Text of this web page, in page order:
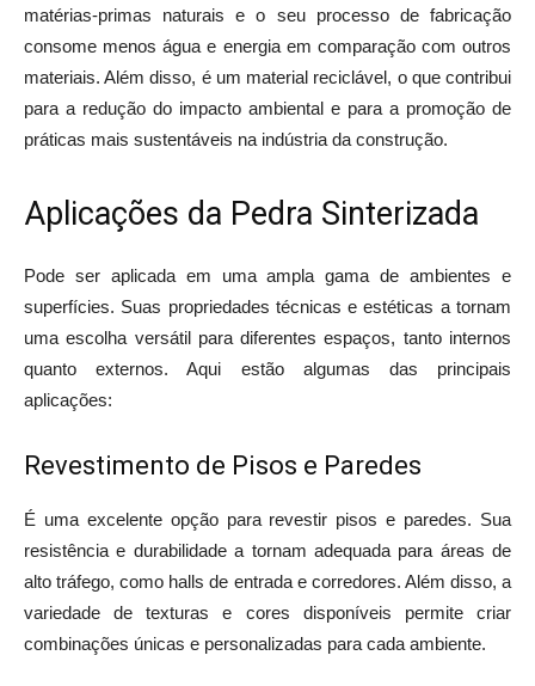
matérias-primas naturais e o seu processo de fabricação
consome menos água e energia em comparação com outros
materiais. Além disso, é um material reciclável, o que contribui
para a redução do impacto ambiental e para a promoção de
práticas mais sustentáveis na indústria da construção.
Aplicações da Pedra Sinterizada
Pode ser aplicada em uma ampla gama de ambientes e
superfícies. Suas propriedades técnicas e estéticas a tornam
uma escolha versátil para diferentes espaços, tanto internos
quanto externos. Aqui estão algumas das principais
aplicações:
Revestimento de Pisos e Paredes
É uma excelente opção para revestir pisos e paredes. Sua
resistência e durabilidade a tornam adequada para áreas de
alto tráfego, como halls de entrada e corredores. Além disso, a
variedade de texturas e cores disponíveis permite criar
combinações únicas e personalizadas para cada ambiente.